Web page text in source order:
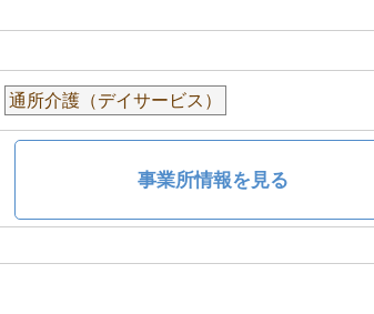
通所介護（デイサービス）
事業所情報を見る